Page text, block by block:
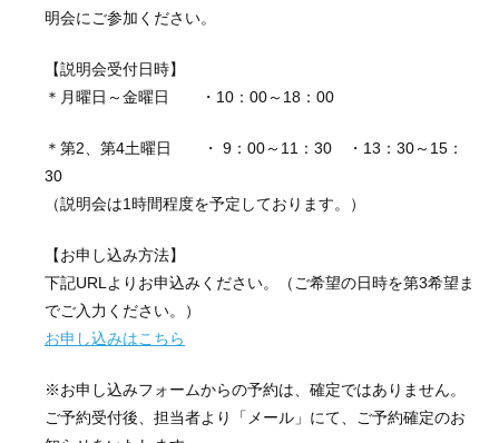
明会にご参加ください。
【説明会受付日時】
＊月曜日～金曜日 ・10：00～18：00
＊第2、第4土曜日 ・ 9：00～11：30 ・13：30～15：
30
（説明会は1時間程度を予定しております。）
【お申し込み方法】
下記URLよりお申込みください。（ご希望の日時を第3希望ま
でご入力ください。）
お申し込みはこちら
※お申し込みフォームからの予約は、確定ではありません。
ご予約受付後、担当者より「メール」にて、ご予約確定のお